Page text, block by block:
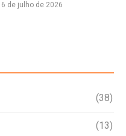
6 de julho de 2026
(38)
(13)